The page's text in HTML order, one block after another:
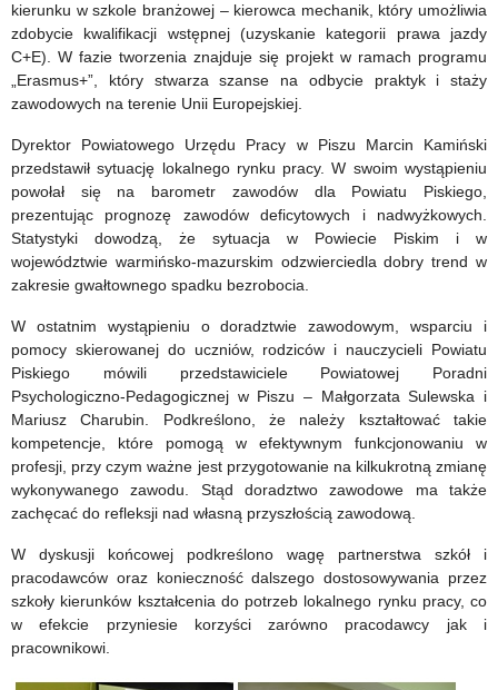
kierunku w szkole branżowej – kierowca mechanik, który umożliwia
zdobycie kwalifikacji wstępnej (uzyskanie kategorii prawa jazdy
C+E). W fazie tworzenia znajduje się projekt w ramach programu
„Erasmus+”, który stwarza szanse na odbycie praktyk i staży
zawodowych na terenie Unii Europejskiej.
Dyrektor Powiatowego Urzędu Pracy w Piszu Marcin Kamiński
przedstawił sytuację lokalnego rynku pracy. W swoim wystąpieniu
powołał się na barometr zawodów dla Powiatu Piskiego,
prezentując prognozę zawodów deficytowych i nadwyżkowych.
Statystyki dowodzą, że sytuacja w Powiecie Piskim i w
województwie warmińsko-mazurskim odzwierciedla dobry trend w
zakresie gwałtownego spadku bezrobocia.
W ostatnim wystąpieniu o doradztwie zawodowym, wsparciu i
pomocy skierowanej do uczniów, rodziców i nauczycieli Powiatu
Piskiego mówili przedstawiciele Powiatowej Poradni
Psychologiczno-Pedagogicznej w Piszu – Małgorzata Sulewska i
Mariusz Charubin. Podkreślono, że należy kształtować takie
kompetencje, które pomogą w efektywnym funkcjonowaniu w
profesji, przy czym ważne jest przygotowanie na kilkukrotną zmianę
wykonywanego zawodu. Stąd doradztwo zawodowe ma także
zachęcać do refleksji nad własną przyszłością zawodową.
W dyskusji końcowej podkreślono wagę partnerstwa szkół i
pracodawców oraz konieczność dalszego dostosowywania przez
szkoły kierunków kształcenia do potrzeb lokalnego rynku pracy, co
w efekcie przyniesie korzyści zarówno pracodawcy jak i
pracownikowi.